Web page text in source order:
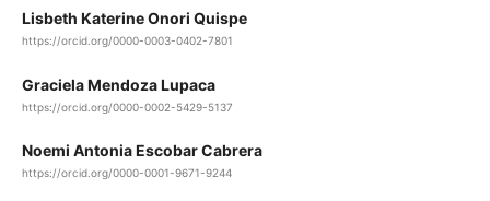
Lisbeth Katerine Onori Quispe
https://orcid.org/0000-0003-0402-7801
Graciela Mendoza Lupaca
https://orcid.org/0000-0002-5429-5137
Noemi Antonia Escobar Cabrera
https://orcid.org/0000-0001-9671-9244